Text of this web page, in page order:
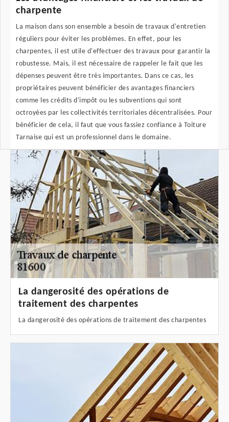
charpente
La maison dans son ensemble a besoin de travaux d'entretien
réguliers pour éviter les problèmes. En effet, pour les
charpentes, il est utile d'effectuer des travaux pour garantir la
robustesse. Mais, il est nécessaire de rappeler le fait que les
dépenses peuvent être très importantes. Dans ce cas, les
propriétaires peuvent bénéficier des avantages financiers
comme les crédits d'impôt ou les subventions qui sont
octroyées par les collectivités territoriales décentralisées. Pour
bénéficier de cela, il faut que vous fassiez confiance à Toiture
Tarnaise qui est un professionnel dans le domaine.
La dangerosité des opérations de
traitement des charpentes
La dangerosité des opérations de traitement des charpentes